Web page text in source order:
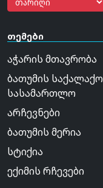
თემები
აჭარის მთავრობა
ბათუმის საქალაქო
სასამართლო
არჩევნები
ბათუმის მერია
სტიქია
ექიმის რჩევები